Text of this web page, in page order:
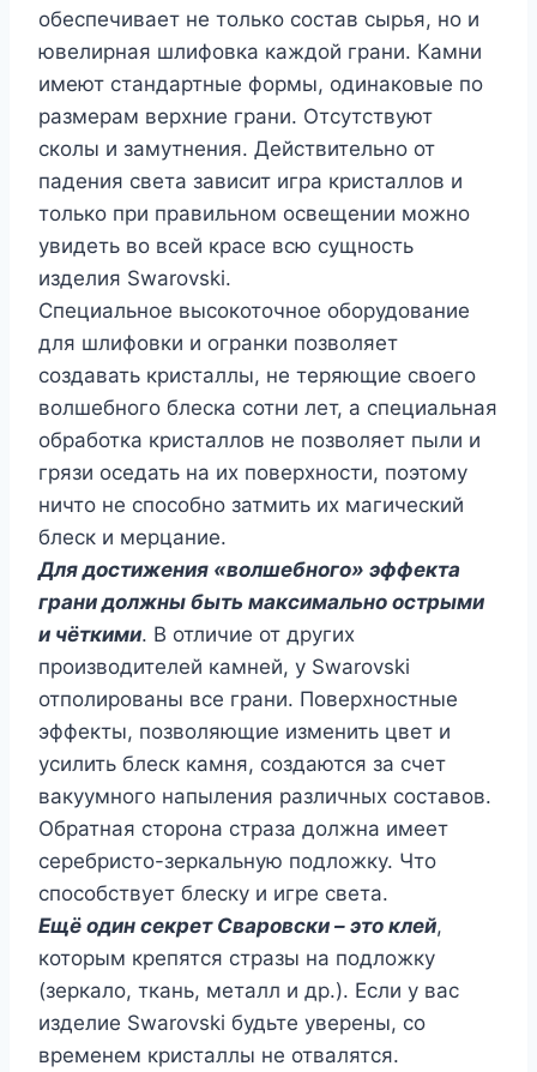
обеспечивает не только состав сырья, но и
ювелирная шлифовка каждой грани. Камни
имеют стандартные формы, одинаковые по
размерам верхние грани. Отсутствуют
сколы и замутнения. Действительно от
падения света зависит игра кристаллов и
только при правильном освещении можно
увидеть во всей красе всю сущность
изделия Swarovski.
Специальное высокоточное оборудование
для шлифовки и огранки позволяет
создавать кристаллы, не теряющие своего
волшебного блеска сотни лет, а специальная
обработка кристаллов не позволяет пыли и
грязи оседать на их поверхности, поэтому
ничто не способно затмить их магический
блеск и мерцание.
Для достижения «волшебного» эффекта
грани должны быть максимально острыми
и чёткими. В отличие от других
производителей камней, у Swarovski
отполированы все грани. Поверхностные
эффекты, позволяющие изменить цвет и
усилить блеск камня, создаются за счет
вакуумного напыления различных составов.
Обратная сторона страза должна имеет
серебристо-зеркальную подложку. Что
способствует блеску и игре света.
Ещё один секрет Сваровски – это клей,
которым крепятся стразы на подложку
(зеркало, ткань, металл и др.). Если у вас
изделие Swarovski будьте уверены, со
временем кристаллы не отвалятся.